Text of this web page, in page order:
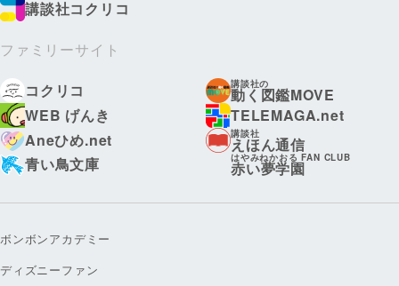
講談社コクリコ
ファミリーサイト
コクリコ
講談社の
動く図鑑MOVE
WEB げんき
TELEMAGA.net
Aneひめ.net
講談社
えほん通信
青い鳥文庫
はやみねかおる FAN CLUB
赤い夢学園
ボンボンアカデミー
ディズニーファン